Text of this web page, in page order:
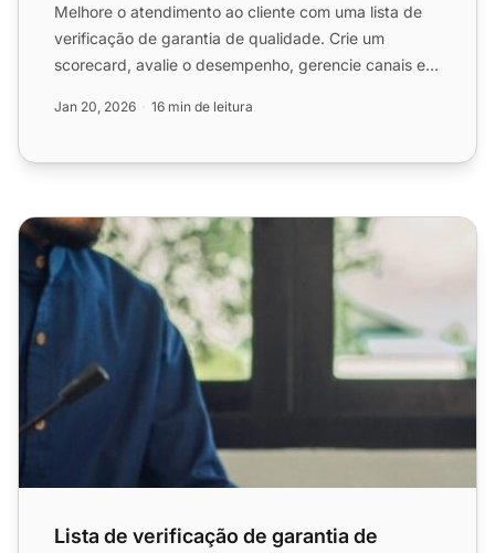
Melhore o atendimento ao cliente com uma lista de
verificação de garantia de qualidade. Crie um
scorecard, avalie o desempenho, gerencie canais e
Jan 20, 2026 16 min de leitura
Lista de verificação de garantia de qualidade do call
Lista de verificação de garantia de